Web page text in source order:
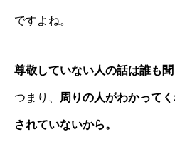
ですよね。
尊敬していない人の話は誰も
つまり、 周りの人がわかって
されていないから。